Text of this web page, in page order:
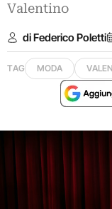
Valentino
di Federico Poletti
TAG MODA